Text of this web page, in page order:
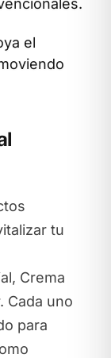
el
tu
Crema
Cada uno
para